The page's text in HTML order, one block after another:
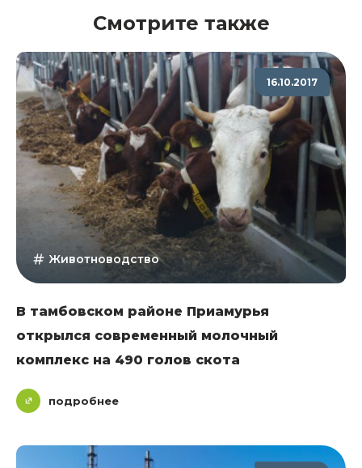
Смотрите также
16.10.2017
Животноводство
В тамбовском районе Приамурья
открылся современный молочный
комплекс на 490 голов скота
подробнее